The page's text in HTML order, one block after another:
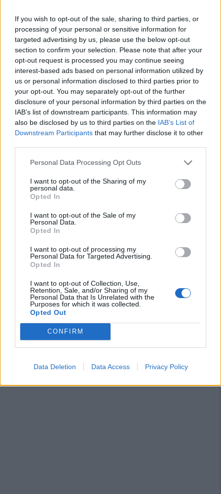
If you wish to opt-out of the sale, sharing to third parties, or
processing of your personal or sensitive information for
targeted advertising by us, please use the below opt-out
section to confirm your selection. Please note that after your
opt-out request is processed you may continue seeing
interest-based ads based on personal information utilized by
us or personal information disclosed to third parties prior to
your opt-out. You may separately opt-out of the further
disclosure of your personal information by third parties on the
IAB’s list of downstream participants. This information may
also be disclosed by us to third parties on the IAB’s List of
Downstream Participants that may further disclose it to other
Personal Data Processing Opt Outs
I want to opt-out of the Sharing of my
personal data.
Opted In
I want to opt-out of the Sale of my
Personal Data.
Opted In
I want to opt-out of processing my
Personal Data for Targeted Advertising.
Opted In
I want to opt-out of Collection, Use,
Retention, Sale, and/or Sharing of my
Personal Data that Is Unrelated with the
Purposes for which it was collected.
Opted Out
CONFIRM
Data Deletion Data Access Privacy Policy
finisce qui, troppe complicazioni coi
problemi extra calcio»
2 Ago 2026
L'Iglesias si rinforza con Papa Seck e
Diawara, al Bonorva il difensore Balbo
1 Ago 2026
Colpo del Tortolì: arriva il centrocampista
figlio d'arte Bruno Conti
1 Ago 2026
La Villacidrese torna in Eccellenza,
l'Antiochense va in Promozione, Golfo
Aranci e La Salle salgono in Prima
assuma le responsabilità»
31 Lug 2026
«Impossibilitati nel far fronte alle vertenze
dei giocatori»
Nuorese, parte la programmazione:
Francesco Cattide è il nuovo tecnico
29 Lug 2026